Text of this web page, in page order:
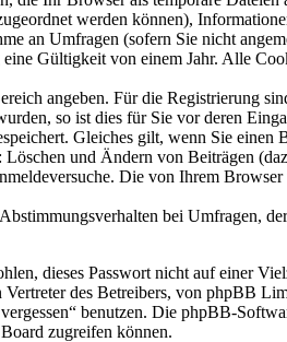
werden können),
an Umfragen (sofern Sie nicht
Gültigkeit von einem Jahr. Alle
angeben. Für die Registrierung
so ist dies für Sie vor deren
Gleiches gilt, wenn Sie
und Ändern von Beiträgen
Die von Ihrem
bei Umfragen,
dieses Passwort nicht auf einer
des Betreibers, von phpBB
benutzen. Die phpBB-
zugreifen können.